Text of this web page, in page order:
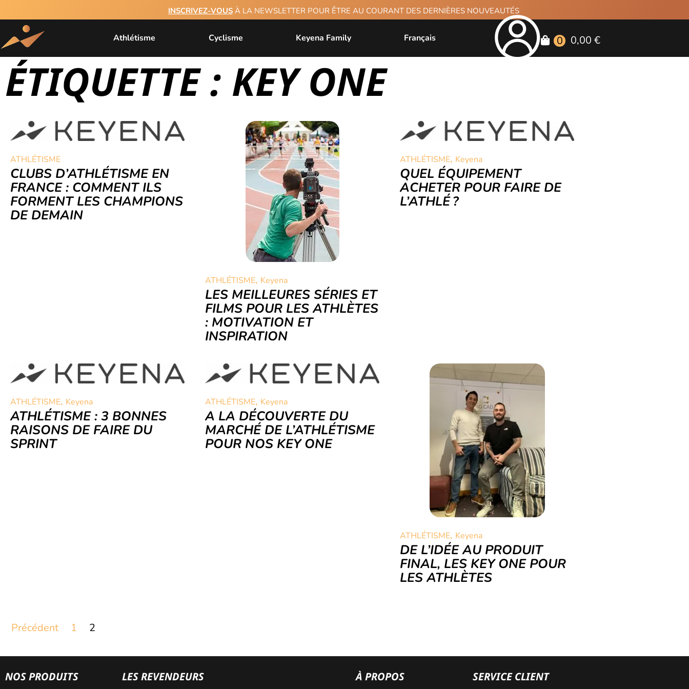
INSCRIVEZ-VOUSÀ LA NEWSLETTER POUR ÊTRE AU COURANT DES DERNIÈRES NOUVEAUTÉS
Athlétisme Cyclisme Keyena Family Français 0 0,00 €
ÉTIQUETTE : KEY ONE
ATHLÉTISME
CLUBS D’ATHLÉTISME EN
FRANCE : COMMENT ILS
FORMENT LES CHAMPIONS
DE DEMAIN
ATHLÉTISME, Keyena
LES MEILLEURES SÉRIES ET
FILMS POUR LES ATHLÈTES
: MOTIVATION ET
INSPIRATION
ATHLÉTISME, Keyena
QUEL ÉQUIPEMENT
ACHETER POUR FAIRE DE
L’ATHLÉ ?
ATHLÉTISME, Keyena
ATHLÉTISME : 3 BONNES
RAISONS DE FAIRE DU
SPRINT
ATHLÉTISME, Keyena
A LA DÉCOUVERTE DU
MARCHÉ DE L’ATHLÉTISME
POUR NOS KEY ONE
ATHLÉTISME, Keyena
DE L’IDÉE AU PRODUIT
FINAL, LES KEY ONE POUR
LES ATHLÈTES
Précédent 1 2
NOS PRODUITS LES REVENDEURS À PROPOS SERVICE CLIENT